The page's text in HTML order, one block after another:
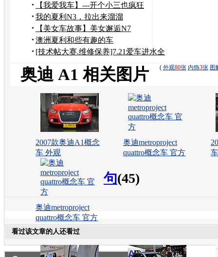
【我爱我车】---开个小三也疯狂
我的夏利N3，拉出来溜溜
【美女车故事】美女邂逅N7
澳洲夏利和些有趣的车
[技术帖大赛.维修保养]7.21爱车进水全
( 外观80张 内饰3张 图
奥迪 A1 相关图片
2007款奥迪A1概念
车 外观
奥迪metroproject
quattro概念车 官方
奥迪metroproject
quattro概念车 官方
句(45)
看过该文章的人还看过